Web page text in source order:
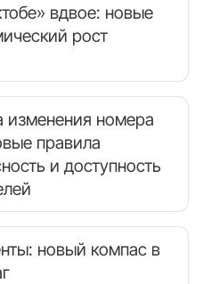
вдвое: новые
рост
номера
правила
и доступность
новый компас в